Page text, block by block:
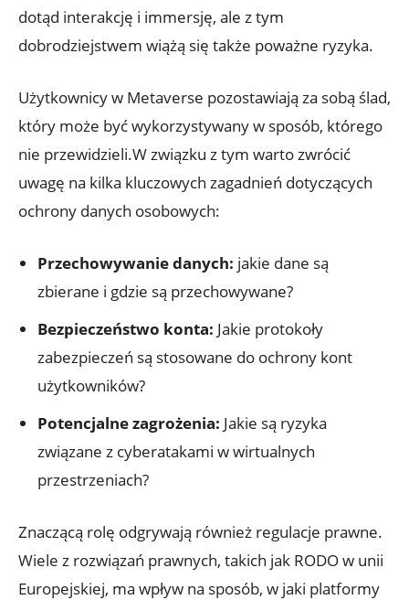
dotąd interakcję i immersję, ale z tym
dobrodziejstwem wiążą się także poważne ryzyka.
Użytkownicy w Metaverse pozostawiają za sobą ślad,
który może być wykorzystywany w sposób, którego
nie przewidzieli.W związku z tym warto zwrócić
uwagę na kilka kluczowych zagadnień dotyczących
ochrony danych osobowych:
Przechowywanie danych: jakie dane są
zbierane i gdzie są przechowywane?
Bezpieczeństwo konta: Jakie protokoły
zabezpieczeń są stosowane do ochrony kont
użytkowników?
Potencjalne zagrożenia: Jakie są ryzyka
związane z cyberatakami w wirtualnych
przestrzeniach?
Znaczącą rolę odgrywają również regulacje prawne.
Wiele z rozwiązań prawnych, takich jak RODO w unii
Europejskiej, ma wpływ na sposób, w jaki platformy